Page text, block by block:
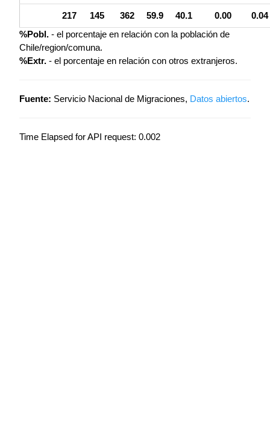
217 145 362 59.9 40.1 0.00
0.04
%Pobl. - el porcentaje en relación con la población de
Chile/region/comuna.
%Extr. - el porcentaje en relación con otros extranjeros.
Fuente: Servicio Nacional de Migraciones, Datos abiertos.
Time Elapsed for API request: 0.002